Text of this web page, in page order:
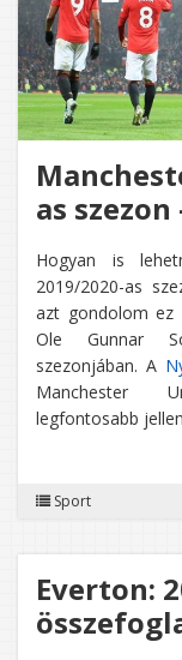
as
Hogyan is
2019/2020-as
azt gondolom ez
Ole Gunnar
szezonjában. A
Manchester
legfontosabb
Sport
Everton: